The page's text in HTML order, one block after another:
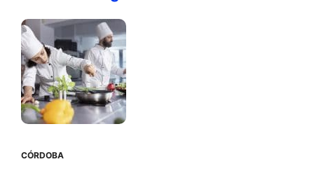
CÓRDOBA